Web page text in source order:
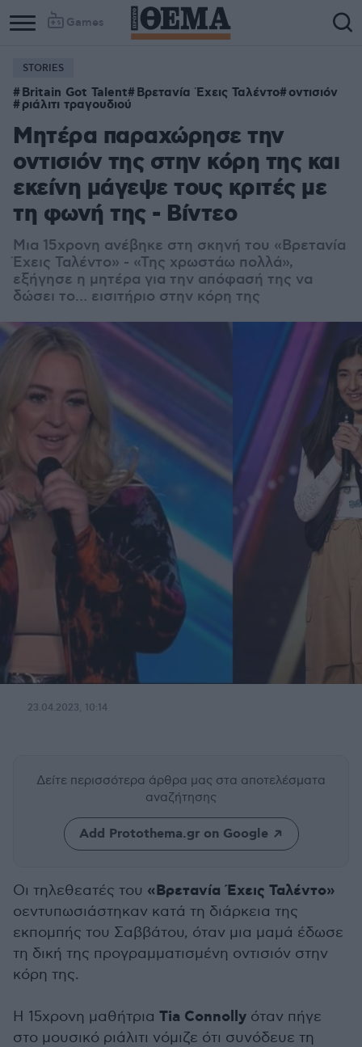
Games
STORIES
Britain Got Talent Βρετανία Έχεις Ταλέντο οντισιόν
ριάλιτι τραγουδιού
Μητέρα παραχώρησε την
οντισιόν της στην κόρη της και
εκείνη μάγεψε τους κριτές με
τη φωνή της - Βίντεο
Μια 15χρονη ανέβηκε στη σκηνή του «Βρετανία
Έχεις Ταλέντο» - «Της χρωστάω πολλά»,
εξήγησε η μητέρα για την απόφασή της να
δώσει το… εισιτήριο στην κόρη της
23.04.2023, 10:14
Δείτε περισσότερα άρθρα μας στα αποτελέσματα
αναζήτησης
Add Protothema.gr on Google
Οι τηλεθεατές του «Βρετανία Έχεις Ταλέντο»
οεντυπωσιάστηκαν κατά τη διάρκεια της
εκπομπής του Σαββάτου, όταν μια μαμά έδωσε
τη δική της προγραμματισμένη οντισιόν στην
κόρη της.
Η 15χρονη μαθήτρια Tia Connolly όταν πήγε
στο μουσικό ριάλιτι νόμιζε ότι συνόδευε τη